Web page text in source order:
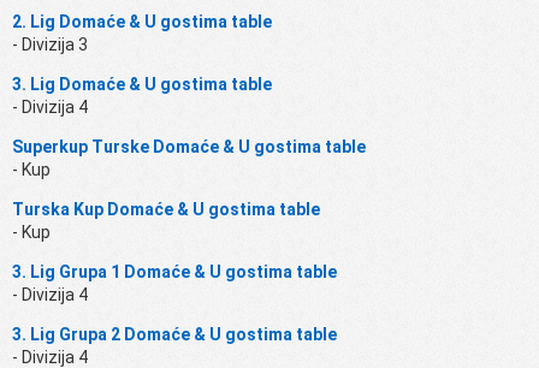
2. Lig Domaće & U gostima table
- Divizija 3
3. Lig Domaće & U gostima table
- Divizija 4
Superkup Turske Domaće & U gostima table
- Kup
Turska Kup Domaće & U gostima table
- Kup
3. Lig Grupa 1 Domaće & U gostima table
- Divizija 4
3. Lig Grupa 2 Domaće & U gostima table
- Divizija 4